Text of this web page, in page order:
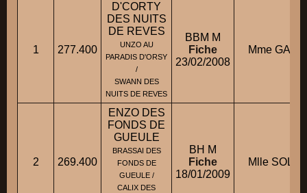
1 277.400
D'CORTY
DES NUITS
DE REVES
UNZO AU
PARADIS D'ORSY
/
SWANN DES
NUITS DE REVES
BBM M
Fiche
23/02/2008
Mme
2 269.400
ENZO DES
FONDS DE
GUEULE
BRASSAI DES
FONDS DE
GUEULE /
CALIX DES
BH M
Fiche
18/01/2009
Mlle